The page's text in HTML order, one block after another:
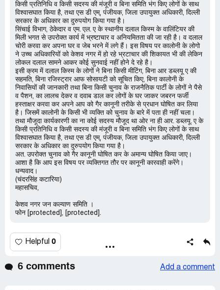
किसी प्रतिनिधि व किसी सदस्य की मंजूरी व बिना समिति भंग किए लोगों के साथ
विश्वासघात किया है, तथा एस डी एम्, पंजीयक, जिला उपायुक्त अधिकारी, दिल्ली
सरकार के अधिकार का दुरुपयोग किया गया है।
सिंचाई विभाग, ठेकेदार व एम. एल. ए के स्थानीय दलाल किस्म के वालिंटियर की
मिली भगत से उपरोक्त कार्य में भ्रष्टाचार व अनियमितता की जा रही है। व दलाल
चोरी करवा कर अपना घर व जेब भरने में लगे हैं। इस विषय पर कालोनी के लोगो
ने उच्च अधिकारियों को केशव नगर में हो रहे भ्रटाचार की शिकायत भी की लेकिन
लोकल दलाल सामने आकर कोई सुनवाई नहीं होने दे रहे है।
इसी क्रम में दलाल किस्म के लोगों ने बिना किसी मीटिंग, बिना आर डब्लयू ए की
सहमति, बिना रजिस्ट्रार आफ सोसायटी को सूचित किए, बिना कालोनी के
निवासियों की जानकारी तथा बिना किसी चुनाव के राजनैतिक पार्टी के लोगों ने पैसे
व पैशन, का लालच देकर व दवाब डाल कर लोगों के घर जाकर जबरन फर्जी
हस्ताक्षर करवा कर अपने आप को गैर कानूनी तरीके से प्रधान घोषित कर लिया
है। जिसमें कालोनी के किसी भी व्यक्ति को चुनाव के बारे में पता ही नहीं चला।
तथा मौजूदा कार्यकारणी का ना कोई सदस्य मौजूद था ओर ना ही आर. डब्लयू. ए के
किसी प्रतिनिधि व किसी सदस्य की मंजूरी व बिना समिति भंग किए लोगों के साथ
विश्वासघात किया है, तथा एस डी एम्, पंजीयक, जिला उपायुक्त अधिकारी, दिल्ली
सरकार के अधिकार का दुरुपयोग किया गया है।
अत. उपरोक्त चुनाव को गैर कानूनी घोषित कर के अमान्य घोषित किया जाए।
आशा है कि आप इस विषय पर व्यक्तिगत तौर पर कानूनी कारवाही करेंगे।
धन्यवाद।
(चंदरसिंह कटारिया)
महासचिव,
केशव नगर जन कल्याण समिति ।
फोन [protected], [protected].
Helpful 0
6 comments Add a comment